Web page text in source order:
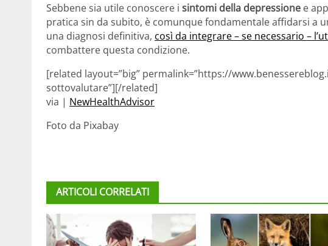
Sebbene sia utile conoscere i sintomi della depressione e
pratica sin da subito, è comunque fondamentale affidarsi a
una diagnosi definitiva, così da integrare – se necessario –
combattere questa condizione.
[related layout=”big” permalink=”https://
sottovalutare”][/related]
via | NewHealthAdvisor
Foto da Pixabay
ARTICOLI CORRELATI